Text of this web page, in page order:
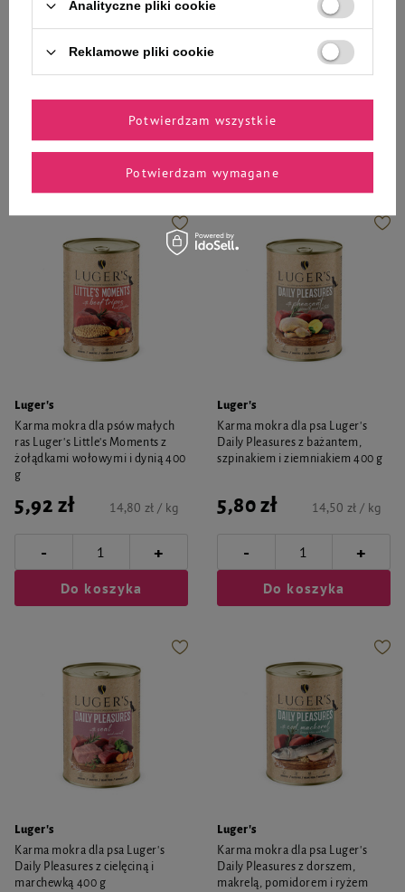
brokułem 400 g
5,92 zł
+
Do koszyka
ras Luger's Little's Moments z
5,92 zł
-
Luger's
Karma mokra dla psów małych
ras Luger's Little's Moments z
żołądkami wołowymi i dynią 400
g
5,92 zł 14,80 zł / kg
- +
Do koszyka
Luger's
Karma mokra dla psa Luger's
Daily Pleasures z bażantem,
szpinakiem i ziemniakiem 400 g
5,80 zł 14,50 zł / kg
- +
Do koszyka
Luger's
Karma mokra dla psa Luger's
Daily Pleasures z cielęciną i
marchewką 400 g
Luger's
Karma mokra dla psa Luger's
Daily Pleasures z dorszem,
makrelą, pomidorem i ryżem
Analityczne pliki cookie
Reklamowe pliki cookie
Potwierdzam wymagane
Potwierdzam wszystkie